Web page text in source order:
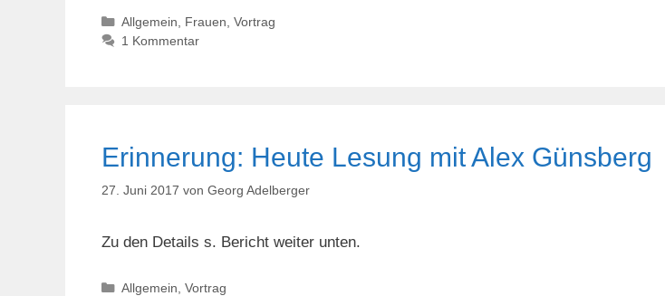
Kategorien
Allgemein, Frauen, Vortrag
1 Kommentar
Erinnerung: Heute Lesung mit Alex Günsberg
27. Juni 2017 von Georg Adelberger
Zu den Details s. Bericht weiter unten.
Kategorien
Allgemein, Vortrag